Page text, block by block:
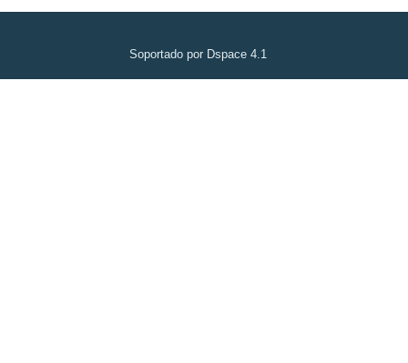
Soportado por Dspace 4.1